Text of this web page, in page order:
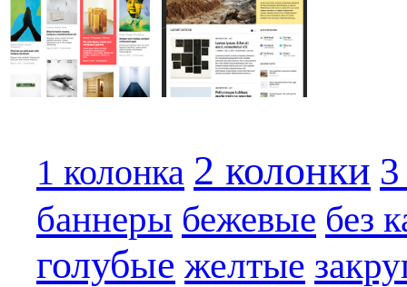
1 колонка 2 колонки
баннеры бежевые без
голубые желтые